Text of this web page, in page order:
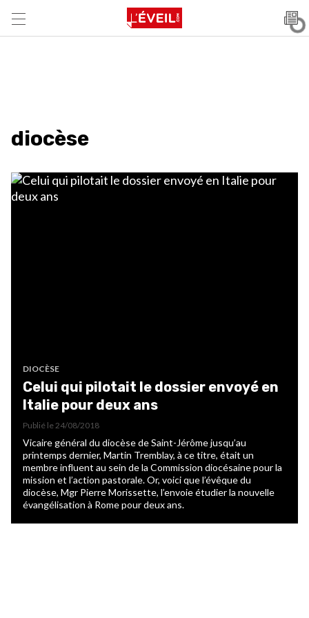
diocèse
DIOCÈSE
Celui qui pilotait le dossier envoyé en
Italie pour deux ans
Publié le24/08/2018
Vicaire général du diocèse de Saint-Jérôme jusqu’au
printemps dernier, Martin Tremblay, à ce titre, était un
membre influent au sein de la Commission diocésaine pour la
mission et l’action pastorale. Or, voici que l’évêque du
diocèse, Mgr Pierre Morissette, l’envoie étudier la nouvelle
évangélisation à Rome pour deux ans.